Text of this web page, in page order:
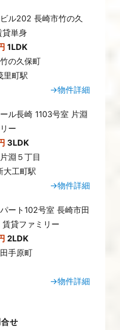
ル202 長崎市竹の久
貸単身
1LDK
の久保町
里町駅
→物件詳細
ル長崎 1103号室 片淵
ー
3LDK
淵５丁目
大工町駅
→物件詳細
ート102号室 長崎市田
貸ファミリー
2LDK
手原町
→物件詳細
せ